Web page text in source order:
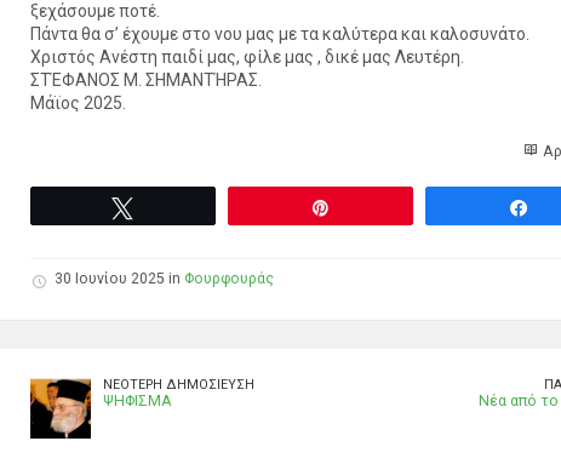
ξεχάσουμε ποτέ.
Πάντα θα σ’ έχουμε στο νου μας με τα καλύτερα και καλοσυνάτο.
Χριστός Ανέστη παιδί μας, φίλε μας , δικέ μας Λευτέρη.
ΣΤΈΦΑΝΟΣ Μ. ΣΗΜΑΝΤΉΡΑΣ.
Μάϊος 2025.
30 Ιουνίου 2025 in Φουρφουράς
ΝΕΌΤΕΡΗ ΔΗΜΟΣΊΕΥΣΗ
ΨΗΦΙΣΜΑ Νέα από